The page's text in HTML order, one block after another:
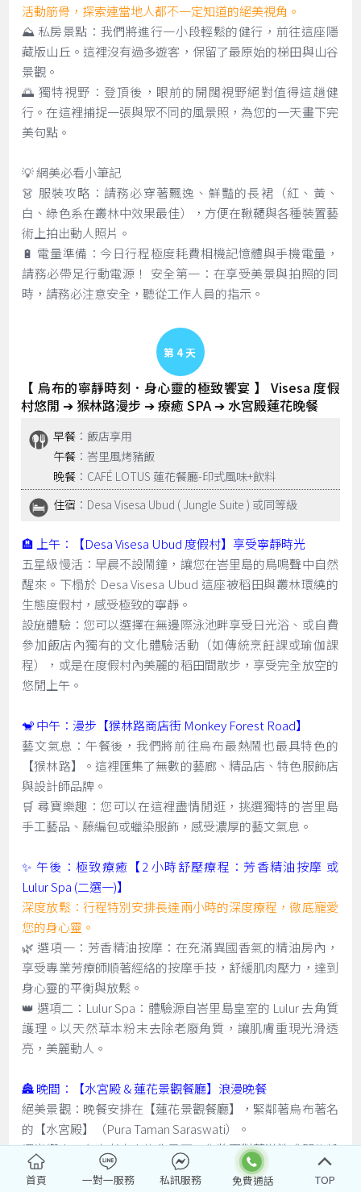
活動筋骨，探索連當地人都不一定知道的絕美視角。
⛰️ 私房景點：我們將進行一小段輕鬆的健行，前往這座隱
藏版山丘。這裡沒有過多遊客，保留了最原始的梯田與山谷
景觀。
🌅 獨特視野：登頂後，眼前的開闊視野絕對值得這趟健
行。在這裡捕捉一張與眾不同的風景照，為您的一天畫下完
美句點。
💡 網美必看小筆記
👗 服裝攻略：請務必穿著飄逸、鮮豔的長裙（紅、黃、
白、綠色系在叢林中效果最佳），方便在鞦韆與各種裝置藝
術上拍出動人照片。
🔋 電量準備：今日行程極度耗費相機記憶體與手機電量，
請務必帶足行動電源！ 安全第一：在享受美景與拍照的同
時，請務必注意安全，聽從工作人員的指示。
Day 4
【 烏布的寧靜時刻．身心靈的極致饗宴 】 Visesa 度假
村悠閒 ➔ 猴林路漫步 ➔ 療癒 SPA ➔ 水宮殿蓮花晚餐
早餐 ：飯店享用
午餐 ：峇里風烤豬飯
晚餐 ：CAFÉ LOTUS 蓮花餐廳-印式風味+飲料
住宿 ：Desa Visesa Ubud ( Jungle Suite ) 或同等級
🏨 上午：【Desa Visesa Ubud 度假村】享受寧靜時光
五星級慢活：早晨不設鬧鐘，讓您在峇里島的鳥鳴聲中自然
醒來。下榻於 Desa Visesa Ubud 這座被稻田與叢林環繞的
生態度假村，感受極致的寧靜。
設施體驗：您可以選擇在無邊際泳池畔享受日光浴、或自費
參加飯店內獨有的文化體驗活動（如傳統烹飪課或瑜伽課
程），或是在度假村內美麗的稻田間散步，享受完全放空的
悠閒上午。
🐒 中午：漫步【猴林路商店街 Monkey Forest Road】
藝文氣息：午餐後，我們將前往烏布最熱鬧也最具特色的
【猴林路】。這裡匯集了無數的藝廊、精品店、特色服飾店
與設計師品牌。
🛒 尋寶樂趣：您可以在這裡盡情閒逛，挑選獨特的峇里島
手工藝品、藤編包或蠟染服飾，感受濃厚的藝文氣息。
✨ 午後：極致療癒【2 小時舒壓療程：芳香精油按摩 或
Lulur Spa (二選一)】
深度放鬆：行程特別安排長達兩小時的深度療程，徹底寵愛
您的身心靈。
🌿 選項一：芳香精油按摩：在充滿異國香氣的精油房內，
享受專業芳療師順著經絡的按摩手技，舒緩肌肉壓力，達到
身心靈的平衡與放鬆。
👑 選項二：Lulur Spa：體驗源自峇里島皇室的 Lulur 去角質
護理。以天然草本粉末去除老廢角質，讓肌膚重現光滑透
亮，美麗動人。
🏯 晚間：【水宮殿 & 蓮花景觀餐廳】浪漫晚餐
絕美景觀：晚餐安排在【蓮花景觀餐廳】，緊鄰著烏布著名
的【水宮殿】（Pura Taman Saraswati）。
燭光饗宴：在古老寺廟的背景下，您將面對著滿池盛開的粉
紅蓮花，伴隨著峇里島傳統舞蹈（有時需視表演時間而
首頁 一對一服務 私訊服務 TOP